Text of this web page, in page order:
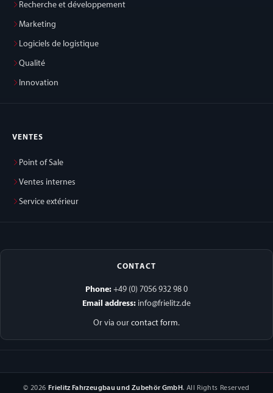
Recherche et développement
Marketing
Logiciels de logistique
Qualité
Innovation
VENTES
Point of Sale
Ventes internes
Service extérieur
CONTACT
Phone: +49 (0) 7056 932 98 0
Email address: info@frielitz.de
Or via our contact form.
© 2026 Frielitz Fahrzeugbau und Zubehör GmbH. All Rights Reserved